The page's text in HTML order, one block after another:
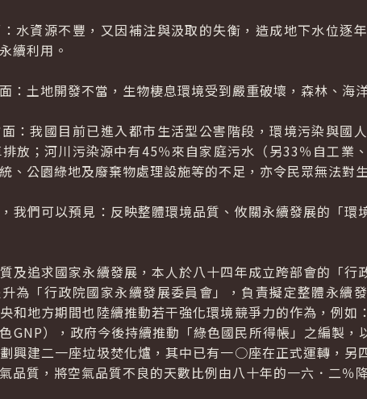
資源不豐，又因補注與汲取的失衡，造成地下水位逐
續利用。
土地開發不當，生物棲息環境受到嚴重破壞，森林、海洋
我國目前已進入都市生活型公害階段，環境污染與國
放；河川污染源中有45％來自家庭污水（另33％自工業
、公園綠地及廢棄物處理設施等的不足，亦令民眾無法對
們可以預見：反映整體環境品質、攸關永續發展的「環
追求國家永續發展，本人於八十四年成立跨部會的「行
為「行政院國家永續發展委員會」，負責擬定整體永續
和地方期間也陸續推動若干強化環境競爭力的作為，例如
GNP），政府今後持續推動「綠色國民所得帳」之編製
興建二一座垃圾焚化爐，其中已有一○座在正式運轉，另
品質，將空氣品質不良的天數比例由八十年的一六．二％